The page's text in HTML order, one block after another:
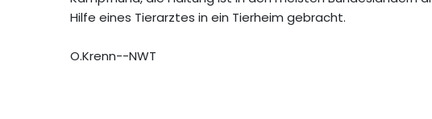
Hilfe eines Tierarztes in ein Tierheim gebracht.
O.Krenn--NWT